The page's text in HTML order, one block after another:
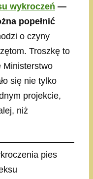
wykroczeń —
popełnić
o czyny
Troszkę to
Ministerstwo
się nie tylko
projekcie,
niż